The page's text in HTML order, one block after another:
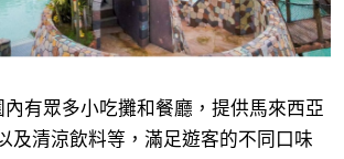
內有眾多小吃攤和餐廳，提供馬來西亞
及清涼飲料等，滿足遊客的不同口味